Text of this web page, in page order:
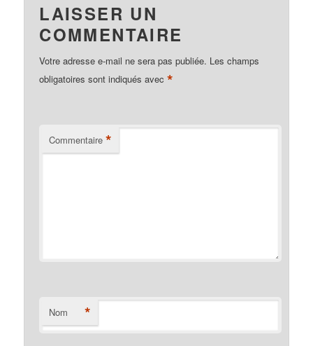
LAISSER UN
COMMENTAIRE
Votre adresse e-mail ne sera pas publiée. Les champs
obligatoires sont indiqués avec*
Commentaire *
Nom *